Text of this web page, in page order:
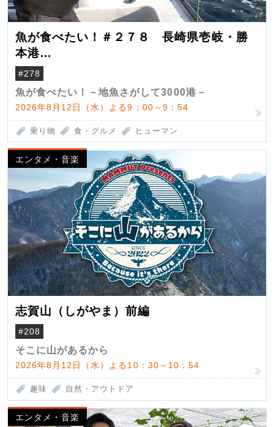
魚が食べたい！＃２７８ 長崎県壱岐・勝
本港
（クロマグロ）
#278
魚が食べたい！－地魚さがして3000港－
2026年8月12日（水）よる9：00～9：54
乗り物 食・グルメ ヒューマン
エンタメ・音楽
志賀山（しがやま）前編
#208
そこに山があるから
2026年8月12日（水）よる10：30～10：54
趣味 自然・アウトドア
エンタメ・音楽